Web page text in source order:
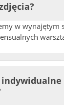
w wynajętym